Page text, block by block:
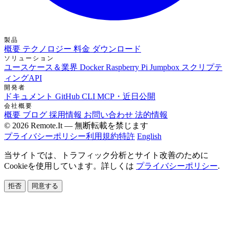
製品
概要 テクノロジー 料金 ダウンロード
ソリューション
ユースケース＆業界 DockerRaspberry Pi Jumpbox スクリプテ
ィングAPI
開発者
ドキュメント GitHub CLI MCP・近日公開
会社概要
概要 ブログ 採用情報 お問い合わせ 法的情報
© 2026 Remote.It — 無断転載を禁じます
プライバシーポリシー利用規約特許 English
当サイトでは、トラフィック分析とサイト改善のために
Cookieを使用しています。詳しくは プライバシーポリシー.
拒否 同意する